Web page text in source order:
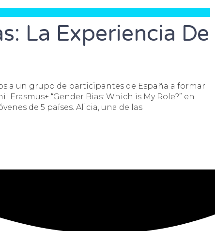
La Experiencia De
a un grupo de participantes de España a formar
“Gender Bias: Which is My Role?” en
de 5 países. Alicia, una de las